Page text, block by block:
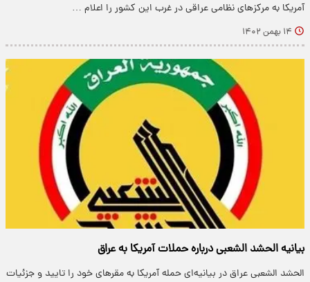
آمریکا به مرکزهای نظامی عراقی در غرب این کشور را اعلام …
۱۴ بهمن ۱۴۰۲
بیانیه الحشد الشعبی درباره حملات آمریکا به عراق
الحشد الشعبی عراق در بیانیه‌ای حمله آمریکا به مقرهای خود را تایید و جزئیات